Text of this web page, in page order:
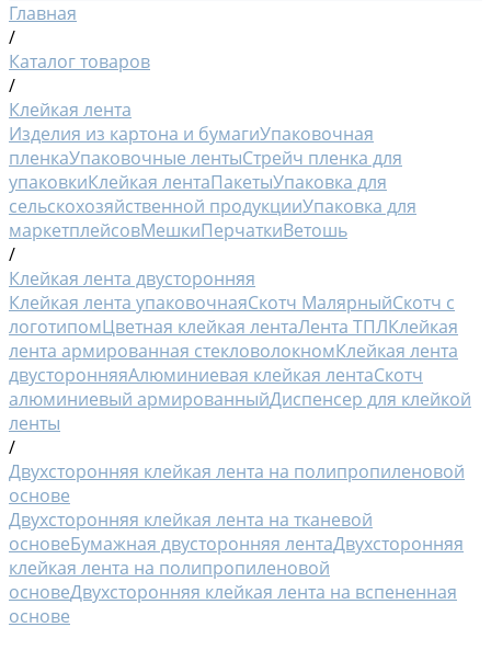
Главная
/
Каталог товаров
/
Клейкая лента
Изделия из картона и бумагиУпаковочная
пленкаУпаковочные лентыСтрейч пленка для
упаковкиКлейкая лентаПакетыУпаковка для
сельскохозяйственной продукцииУпаковка для
маркетплейсовМешкиПерчаткиВетошь
/
Клейкая лента двусторонняя
Клейкая лента упаковочнаяСкотч МалярныйСкотч с
логотипомЦветная клейкая лентаЛента ТПЛКлейкая
лента армированная стекловолокномКлейкая лента
двусторонняяАлюминиевая клейкая лентаСкотч
алюминиевый армированныйДиспенсер для клейкой
ленты
/
Двухсторонняя клейкая лента на полипропиленовой
основе
Двухсторонняя клейкая лента на тканевой
основеБумажная двусторонняя лентаДвухсторонняя
клейкая лента на полипропиленовой
основеДвухсторонняя клейкая лента на вспененная
основе